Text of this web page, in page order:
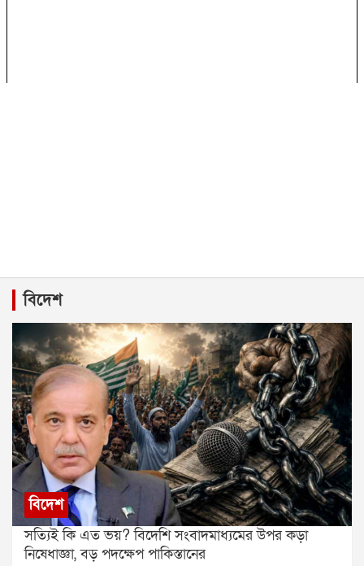
বিদেশ
বিদেশ
সত্যিই কি এত ভয়? বিদেশি সংবাদমাধ্যমের উপর কড়া
নিষেধাজ্ঞা, বড় পদক্ষেপ পাকিস্তানের